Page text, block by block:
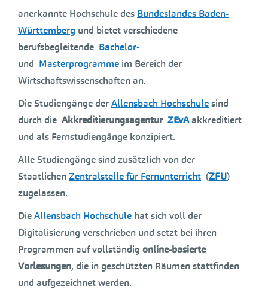
anerkannte Hochschule des Bundeslandes Baden-
Württemberg und bietet verschiedene
berufsbegleitende Bachelor-
und Masterprogramme im Bereich der
Wirtschaftswissenschaften an.
Die Studiengänge derAllensbach Hochschulesind
durch die Akkreditierungsagentur ZEvAakkreditiert
und als Fernstudiengänge konzipiert.
Alle Studiengänge sind zusätzlich von der
Staatlichen Zentralstelle für Fernunterricht (ZFU)
zugelassen.
DieAllensbach Hochschule hat sich voll der
Digitalisierung verschrieben und setzt bei ihren
Programmen auf vollständig online-basierte
Vorlesungen, die in geschützten Räumen stattfinden
und aufgezeichnet werden.